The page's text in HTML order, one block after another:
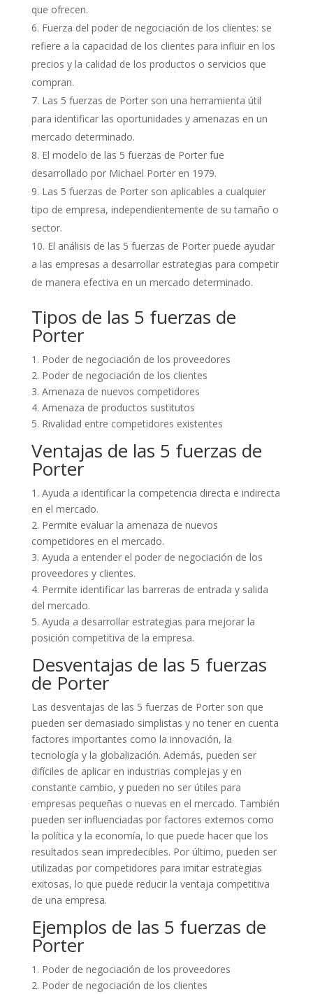
que ofrecen.
Fuerza del poder de negociación de los clientes: se
refiere a la capacidad de los clientes para influir en los
precios y la calidad de los productos o servicios que
compran.
Las 5 fuerzas de Porter son una herramienta útil
para identificar las oportunidades y amenazas en un
mercado determinado.
El modelo de las 5 fuerzas de Porter fue
desarrollado por Michael Porter en 1979.
Las 5 fuerzas de Porter son aplicables a cualquier
tipo de empresa, independientemente de su tamaño o
sector.
El análisis de las 5 fuerzas de Porter puede ayudar
a las empresas a desarrollar estrategias para competir
de manera efectiva en un mercado determinado.
Tipos de las 5 fuerzas de
Porter
1. Poder de negociación de los proveedores
2. Poder de negociación de los clientes
3. Amenaza de nuevos competidores
4. Amenaza de productos sustitutos
5. Rivalidad entre competidores existentes
Ventajas de las 5 fuerzas de
Porter
1. Ayuda a identificar la competencia directa e indirecta
en el mercado.
2. Permite evaluar la amenaza de nuevos
competidores en el mercado.
3. Ayuda a entender el poder de negociación de los
proveedores y clientes.
4. Permite identificar las barreras de entrada y salida
del mercado.
5. Ayuda a desarrollar estrategias para mejorar la
posición competitiva de la empresa.
Desventajas de las 5 fuerzas
de Porter
Las desventajas de las 5 fuerzas de Porter son que
pueden ser demasiado simplistas y no tener en cuenta
factores importantes como la innovación, la
tecnología y la globalización. Además, pueden ser
difíciles de aplicar en industrias complejas y en
constante cambio, y pueden no ser útiles para
empresas pequeñas o nuevas en el mercado. También
pueden ser influenciadas por factores externos como
la política y la economía, lo que puede hacer que los
resultados sean impredecibles. Por último, pueden ser
utilizadas por competidores para imitar estrategias
exitosas, lo que puede reducir la ventaja competitiva
de una empresa.
Ejemplos de las 5 fuerzas de
Porter
1. Poder de negociación de los proveedores
2. Poder de negociación de los clientes